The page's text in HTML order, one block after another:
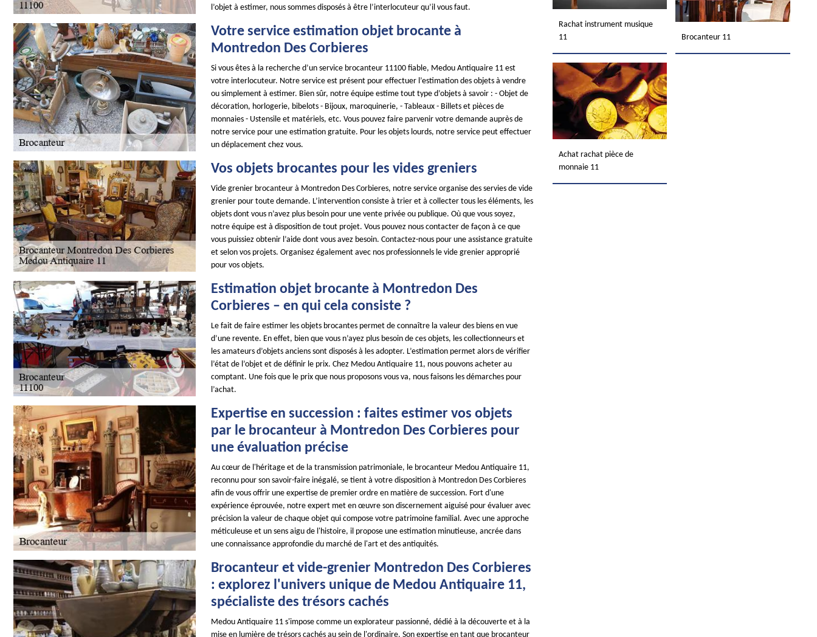
l’objet à estimer, nous sommes disposés à être l’interlocuteur qu’il vous faut.
Votre service estimation objet brocante à
Montredon Des Corbieres
Si vous êtes à la recherche d’un service brocanteur 11100 fiable, Medou Antiquaire 11 est
votre interlocuteur. Notre service est présent pour effectuer l’estimation des objets à vendre
ou simplement à estimer. Bien sûr, notre équipe estime tout type d’objets à savoir : - Objet de
décoration, horlogerie, bibelots - Bijoux, maroquinerie, - Tableaux - Billets et pièces de
monnaies - Ustensile et matériels, etc. Vous pouvez faire parvenir votre demande auprès de
notre service pour une estimation gratuite. Pour les objets lourds, notre service peut effectuer
un déplacement chez vous.
Vos objets brocantes pour les vides greniers
Vide grenier brocanteur à Montredon Des Corbieres, notre service organise des servies de vide
grenier pour toute demande. L’intervention consiste à trier et à collecter tous les éléments, les
objets dont vous n’avez plus besoin pour une vente privée ou publique. Où que vous soyez,
notre équipe est à disposition de tout projet. Vous pouvez nous contacter de façon à ce que
vous puissiez obtenir l’aide dont vous avez besoin. Contactez-nous pour une assistance gratuite
et selon vos projets. Organisez également avec nos professionnels le vide grenier approprié
pour vos objets.
Estimation objet brocante à Montredon Des
Corbieres – en qui cela consiste ?
Le fait de faire estimer les objets brocantes permet de connaître la valeur des biens en vue
d’une revente. En effet, bien que vous n’ayez plus besoin de ces objets, les collectionneurs et
les amateurs d’objets anciens sont disposés à les adopter. L’estimation permet alors de vérifier
l’état de l’objet et de définir le prix. Chez Medou Antiquaire 11, nous pouvons acheter au
comptant. Une fois que le prix que nous proposons vous va, nous faisons les démarches pour
l’achat.
Expertise en succession : faites estimer vos objets
par le brocanteur à Montredon Des Corbieres pour
une évaluation précise
Au cœur de l'héritage et de la transmission patrimoniale, le brocanteur Medou Antiquaire 11,
reconnu pour son savoir-faire inégalé, se tient à votre disposition à Montredon Des Corbieres
afin de vous offrir une expertise de premier ordre en matière de succession. Fort d'une
expérience éprouvée, notre expert met en œuvre son discernement aiguisé pour évaluer avec
précision la valeur de chaque objet qui compose votre patrimoine familial. Avec une approche
méticuleuse et un sens aigu de l'histoire, il propose une estimation minutieuse, ancrée dans
une connaissance approfondie du marché de l'art et des antiquités.
Brocanteur et vide-grenier Montredon Des Corbieres
: explorez l'univers unique de Medou Antiquaire 11,
spécialiste des trésors cachés
Medou Antiquaire 11 s'impose comme un explorateur passionné, dédié à la découverte et à la
mise en lumière de trésors cachés au sein de l'ordinaire. Son expertise en tant que brocanteur
Rachat instrument musique
11
Brocanteur 11
Achat rachat pièce de
monnaie 11